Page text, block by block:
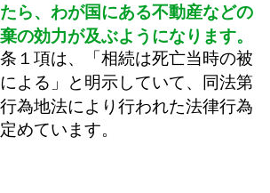
ら、わが国にある不動産などの
の効力が及ぶようになります。
１項は、「相続は死亡当時の被
よる」と明示していて、同法第
為地法により行われた法律行為
めています。